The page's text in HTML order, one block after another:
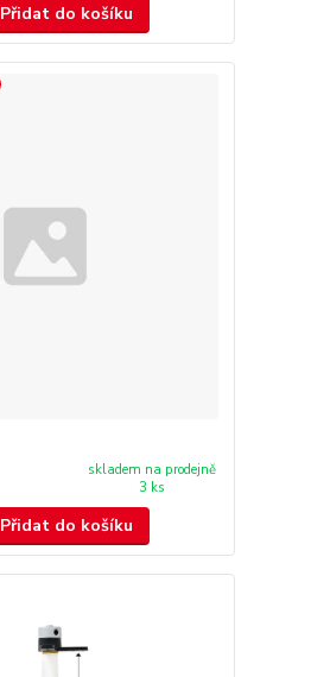
Přidat do košíku
skladem na prodejně
3 ks
Přidat do košíku